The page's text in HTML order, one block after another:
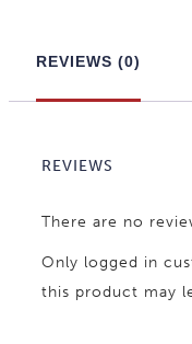
REVIEWS (0)
REVIEWS
There are no
Only logged in
this product may